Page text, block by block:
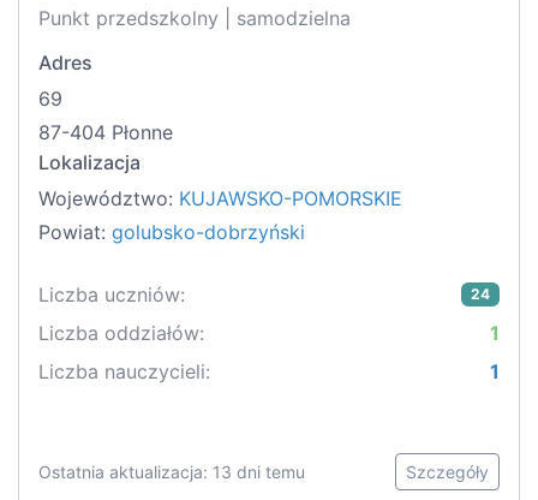
Punkt przedszkolny | samodzielna
Adres
69
87-404 Płonne
Lokalizacja
Województwo: KUJAWSKO-POMORSKIE
Powiat: golubsko-dobrzyński
Liczba uczniów: 24
Liczba oddziałów:
1
Liczba nauczycieli:
1
Ostatnia aktualizacja: 13 dni temu Szczegóły